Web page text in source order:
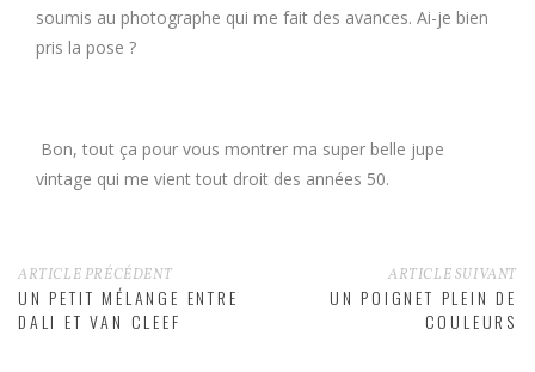
soumis au photographe qui me fait des avances. Ai-je bien
pris la pose ?
Bon, tout ça pour vous montrer ma super belle jupe
vintage qui me vient tout droit des années 50.
ARTICLE PRÉCÉDENT
UN PETIT MÉLANGE ENTRE
DALI ET VAN CLEEF
ARTICLE SUIVANT
UN POIGNET PLEIN DE
COULEURS